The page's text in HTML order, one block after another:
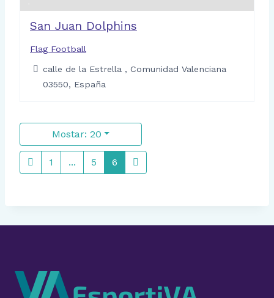
San Juan Dolphins
Flag Football
calle de la Estrella , Comunidad Valenciana
03550, España
Mostar: 20
1 ... 5 6